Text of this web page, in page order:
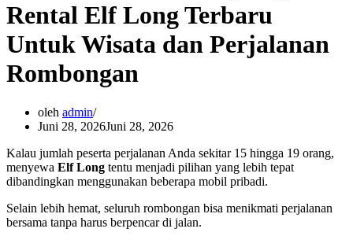
Rental Elf Long Terbaru
Untuk Wisata dan Perjalanan
Rombongan
oleh admin
Juni 28, 2026Juni 28, 2026
Kalau jumlah peserta perjalanan Anda sekitar 15 hingga 19 orang,
menyewa Elf Long tentu menjadi pilihan yang lebih tepat
dibandingkan menggunakan beberapa mobil pribadi.
Selain lebih hemat, seluruh rombongan bisa menikmati perjalanan
bersama tanpa harus berpencar di jalan.